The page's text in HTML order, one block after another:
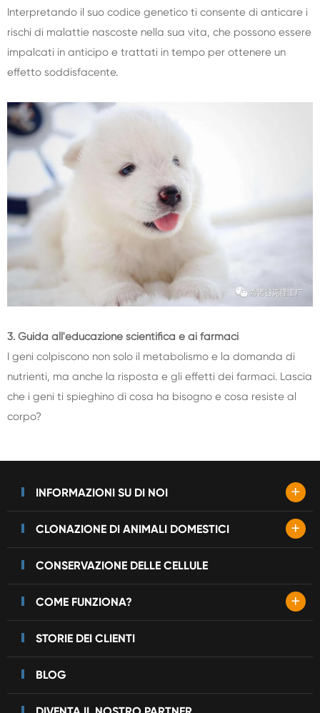
Interpretando il suo codice genetico ti consente di anticare i
rischi di malattie nascoste nella sua vita, che possono essere
impalcati in anticipo e trattati in tempo per ottenere un
effetto soddisfacente.
3. Guida all'educazione scientifica e ai farmaci
I geni colpiscono non solo il metabolismo e la domanda di
nutrienti, ma anche la risposta e gli effetti dei farmaci. Lascia
che i geni ti spieghino di cosa ha bisogno e cosa resiste al
corpo?
INFORMAZIONI SU DI NOI +
CLONAZIONE DI ANIMALI DOMESTICI +
CONSERVAZIONE DELLE CELLULE
COME FUNZIONA? +
STORIE DEI CLIENTI
BLOG